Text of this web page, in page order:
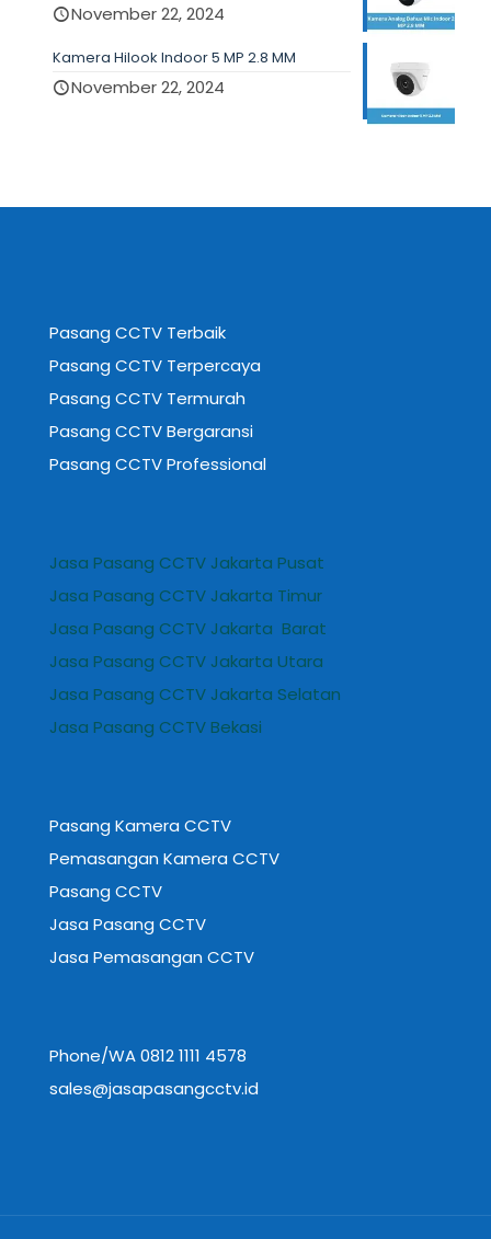
November 22, 2024
Kamera Hilook Indoor 5 MP 2.8 MM
November 22, 2024
Pasang CCTV Terbaik
Pasang CCTV Terpercaya
Pasang CCTV Termurah
Pasang CCTV Bergaransi
Pasang CCTV Professional
Jasa Pasang CCTV Jakarta Pusat
Jasa Pasang CCTV Jakarta Timur
Jasa Pasang CCTV Jakarta Barat
Jasa Pasang CCTV Jakarta Utara
Jasa Pasang CCTV Jakarta Selatan
Jasa Pasang CCTV Bekasi
Pasang Kamera CCTV
Pemasangan Kamera CCTV
Pasang CCTV
Jasa Pasang CCTV
Jasa Pemasangan CCTV
Phone/WA 0812 1111 4578
sales@jasapasangcctv.id